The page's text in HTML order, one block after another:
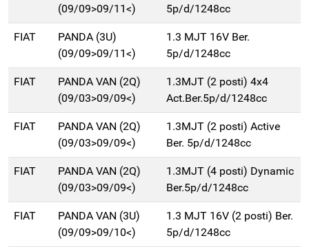
(09/09>09/11<)
5p/d/1248cc
FIAT
PANDA (3U)
(09/09>09/11<)
1.3 MJT 16V Ber.
5p/d/1248cc
FIAT
PANDA VAN (2Q)
(09/03>09/09<)
1.3MJT (2 posti) 4x4
Act.Ber.5p/d/1248cc
FIAT
PANDA VAN (2Q)
(09/03>09/09<)
1.3MJT (2 posti) Active
Ber. 5p/d/1248cc
FIAT
PANDA VAN (2Q)
(09/03>09/09<)
1.3MJT (4 posti) Dynamic
Ber.5p/d/1248cc
FIAT
PANDA VAN (3U)
(09/09>09/10<)
1.3 MJT 16V (2 posti) Ber.
5p/d/1248cc